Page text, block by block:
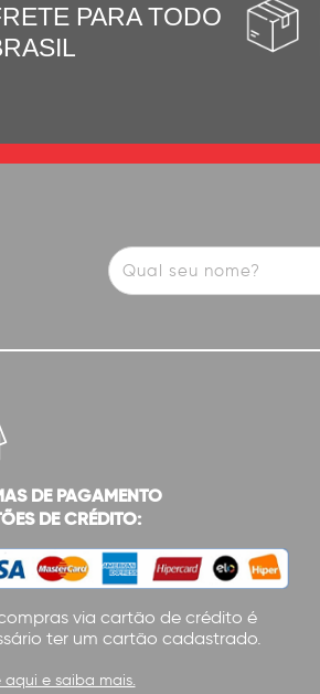
PARA TODO
DE PAGAMENTO
DE CRÉDITO:
via cartão de crédito é
ter um cartão cadastrado.
aqui e saiba mais.